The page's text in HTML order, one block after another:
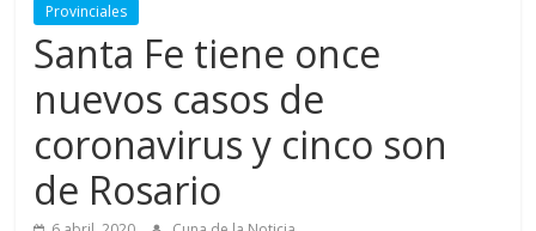
Provinciales
Santa Fe tiene once
nuevos casos de
coronavirus y cinco son
de Rosario